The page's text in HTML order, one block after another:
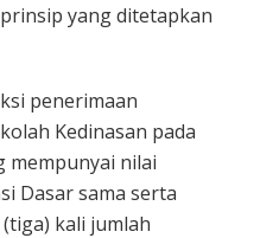
yang ditetapkan
penerimaan
Kedinasan pada
mempunyai nilai
Dasar sama serta
kali jumlah